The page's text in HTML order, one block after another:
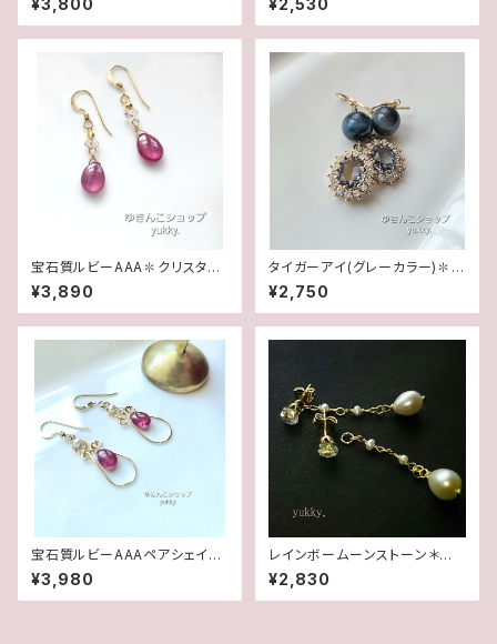
リング★
¥3,800 ¥2,530
宝石質ルビーAAA✽クリスタル1
4kgfデザインピアス/イヤリング
¥3,890
タイガーアイ(グレーカラー)✽フ
レームガラス14kgfピアス/イヤ
リング
¥2,750
宝石質ルビーAAAペアシェイプ
✽淡水パール14kgfデザインピ
アス/イヤリング
¥3,980
レインボームーンストーン＊淡
水2wayポストピアス14kgf
¥2,830